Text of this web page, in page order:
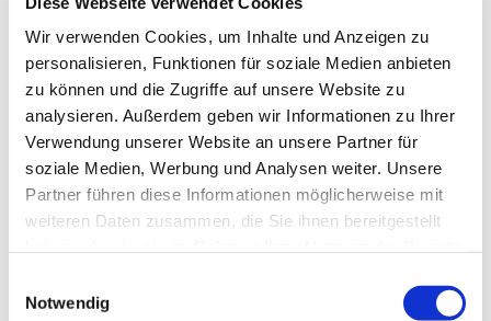
Wir verwenden Cookies, um Inhalte und Anzeigen zu
personalisieren, Funktionen für soziale Medien anbieten
zu können und die Zugriffe auf unsere Website zu
analysieren. Außerdem geben wir Informationen zu Ihrer
Verwendung unserer Website an unsere Partner für
soziale Medien, Werbung und Analysen weiter. Unsere
Partner führen diese Informationen möglicherweise mit
weiteren Daten zusammen, die Sie ihnen bereitgestellt
Notwendig